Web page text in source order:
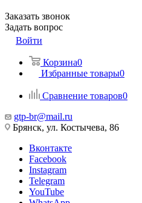
Заказать звонок
Задать вопрос
Войти
Корзина0
Избранные товары0
Сравнение товаров0
gtp-br@mail.ru
Брянск, ул. Костычева, 86
Вконтакте
Facebook
Instagram
Telegram
YouTube